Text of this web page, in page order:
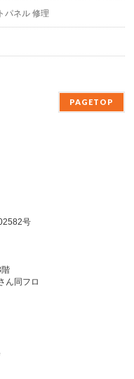
パネル 修理
PAGETOP
号
ん同フロ